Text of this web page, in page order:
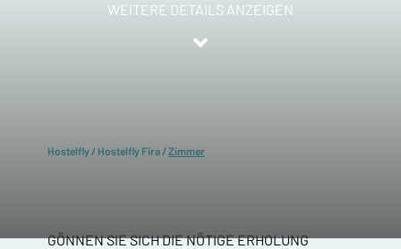
WEITERE DETAILS ANZEIGEN
Hostelfly / Hostelfly Fira /Zimmer
GÖNNEN SIE SICH DIE NÖTIGE ERHOLUNG